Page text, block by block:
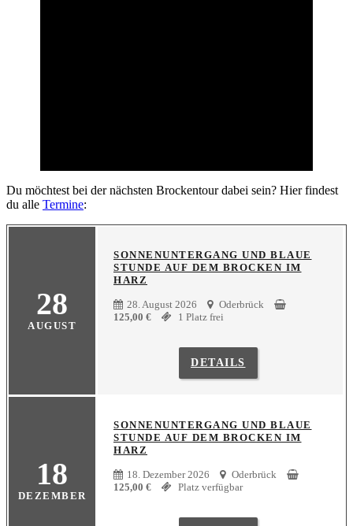
Du möchtest bei der nächsten Brockentour dabei sein? Hier findest
du alle Termine:
28
AUGUST
SONNENUNTERGANG UND BLAUE
STUNDE AUF DEM BROCKEN IM
HARZ
28. August 2026
Oderbrück
125,00 € 1 Platz frei
DETAILS
18
DEZEMBER
SONNENUNTERGANG UND BLAUE
STUNDE AUF DEM BROCKEN IM
HARZ
18. Dezember 2026
Oderbrück
125,00 € Platz verfügbar